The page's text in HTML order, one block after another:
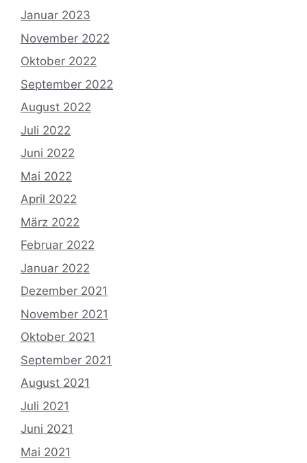
Januar 2023
November 2022
Oktober 2022
September 2022
August 2022
Juli 2022
Juni 2022
Mai 2022
April 2022
März 2022
Februar 2022
Januar 2022
Dezember 2021
November 2021
Oktober 2021
September 2021
August 2021
Juli 2021
Juni 2021
Mai 2021